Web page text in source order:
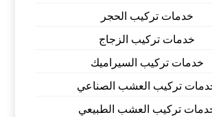
خدمات تركيب الحجر
خدمات تركيب الزجاج
خدمات تركيب السيراميك
تركيب العشب الصناعي
تركيب العشب الطبيعي